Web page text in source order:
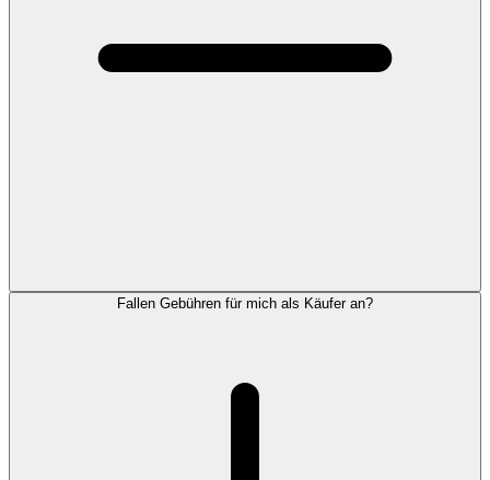
Fallen Gebühren für mich als Käufer an?